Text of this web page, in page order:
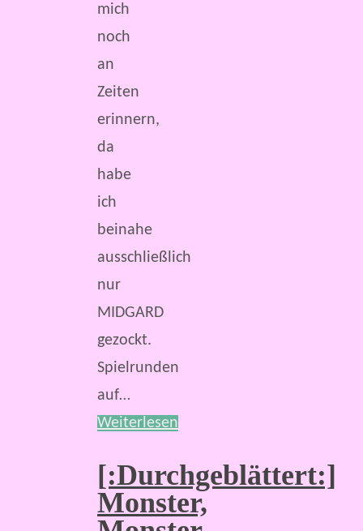
mich
noch
an
Zeiten
erinnern,
da
habe
ich
beinahe
ausschließlich
nur
MIDGARD
gezockt.
Spielrunden
auf…
Weiterlesen
[:Durchgeblättert:]
Monster,